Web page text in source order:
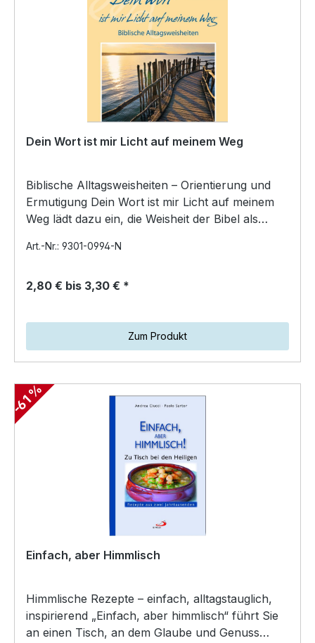
Dein Wort ist mir Licht auf meinem Weg
Biblische Alltagsweisheiten – Orientierung und
Ermutigung Dein Wort ist mir Licht auf meinem
Weg lädt dazu ein, die Weisheit der Bibel als
Art.-Nr.: 9301-0994-N
2,80 € bis 3,30 € *
Zum Produkt
-61 %
Einfach, aber Himmlisch
Himmlische Rezepte – einfach, alltagstauglich,
inspirierend „Einfach, aber himmlisch“ führt Sie
an einen Tisch, an dem Glaube und Genuss